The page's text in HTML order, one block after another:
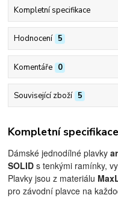
Kompletní specifikace
Hodnocení 5
Komentáře 0
Související zboží 5
Kompletní specifikace
Dámské jednodílné plavky
SOLID s tenkými ramínky,
Plavky jsou z materiálu
pro závodní plavce na